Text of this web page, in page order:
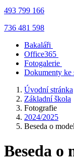
493 799 166
736 481 598
Bakaláři
Office365
Fotogalerie
Dokumenty ke
Úvodní stránka
Základní škola
Fotografie
2024/2025
Beseda o
Beseda o